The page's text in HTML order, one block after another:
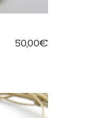
50,00€